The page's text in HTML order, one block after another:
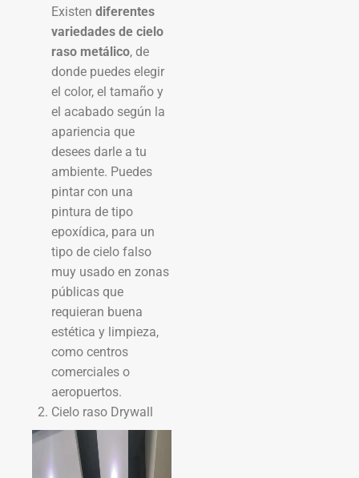
Existen diferentes
variedades de cielo
raso metálico, de
donde puedes elegir
el color, el tamaño y
el acabado según la
apariencia que
desees darle a tu
ambiente. Puedes
pintar con una
pintura de tipo
epoxídica, para un
tipo de cielo falso
muy usado en zonas
públicas que
requieran buena
estética y limpieza,
como centros
comerciales o
aeropuertos.
Cielo raso Drywall